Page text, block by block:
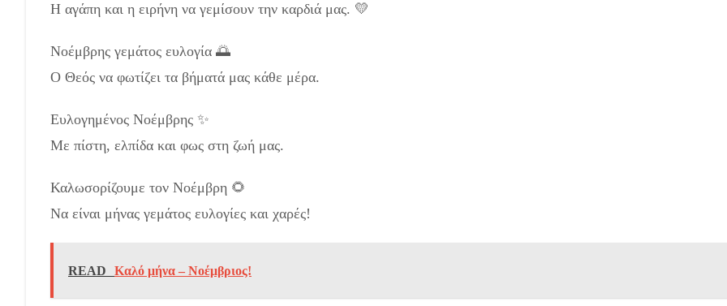
Η αγάπη και η ειρήνη να γεμίσουν την καρδιά μας. 💛
Νοέμβρης γεμάτος ευλογία 🌅
Ο Θεός να φωτίζει τα βήματά μας κάθε μέρα.
Ευλογημένος Νοέμβρης ✨
Με πίστη, ελπίδα και φως στη ζωή μας.
Καλωσορίζουμε τον Νοέμβρη 🌻
Να είναι μήνας γεμάτος ευλογίες και χαρές!
READ Καλό μήνα – Νοέμβριος!